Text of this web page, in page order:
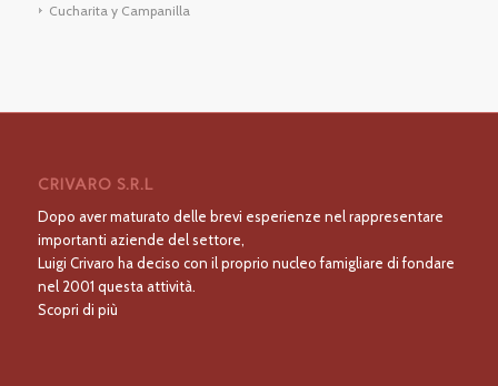
Cucharita y Campanilla
CRIVARO S.R.L
Dopo aver maturato delle brevi esperienze nel rappresentare
importanti aziende del settore,
Luigi Crivaro ha deciso con il proprio nucleo famigliare di fondare
nel 2001 questa attività.
Scopri di più